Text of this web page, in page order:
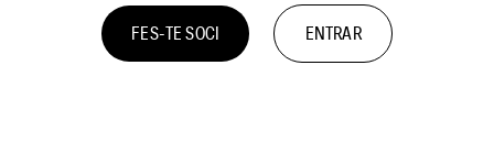
FES-TE SOCI ENTRAR